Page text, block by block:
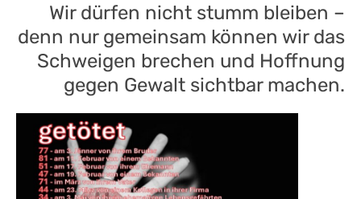
Wir dürfen nicht stumm bleiben –
denn nur gemeinsam können wir das
Schweigen brechen und Hoffnung
gegen Gewalt sichtbar machen.